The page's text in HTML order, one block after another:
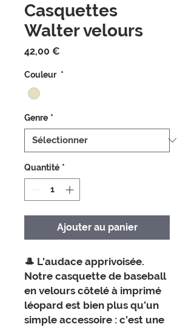
Casquettes
Walter velours
42,00 €
Couleur *
Genre *
Quantité *
Ajouter au panier
🎩 L'audace apprivoisée.
Notre casquette de baseball
en velours côtelé à imprimé
léopard est bien plus qu’un
simple accessoire : c’est une